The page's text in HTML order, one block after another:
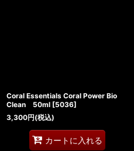
Coral Essentials Coral Power Bio
Clean 50ml [5036]
3,300円(税込)
カートに入れる